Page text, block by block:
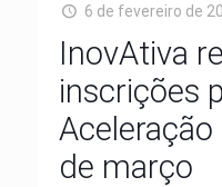
6 de fevereiro de
InovAtiva
inscrições
de março